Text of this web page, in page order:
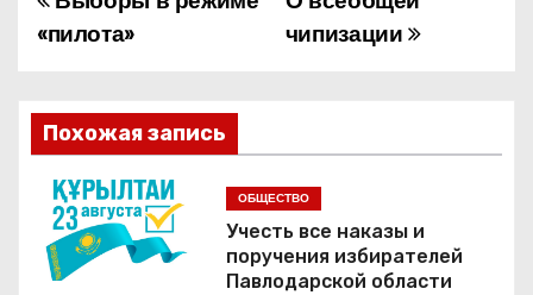
Н
в
и
а
чипизации
«пилота»
Похожая запись
ОБЩЕСТВО
Учесть все наказы и
поручения избирателей
Павлодарской области